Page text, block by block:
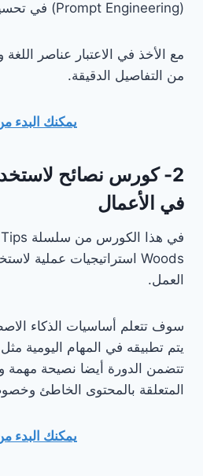
(Prompt Engineering) في تحسين نتائج البحث.
مع الأخذ في الاعتبار عناصر اللغة
من التفاصيل الدقيقة.
يمكنك البدء
في الأعمال
العمل.
سوف تتعلم أساسيات الذكاء
يتم تطبيقه في المهام اليومية مثل
تتضمن الدورة أيضا نصيحة مهمة
المتعلقة بالمحتوى الخاطئ
يمكنك البدء